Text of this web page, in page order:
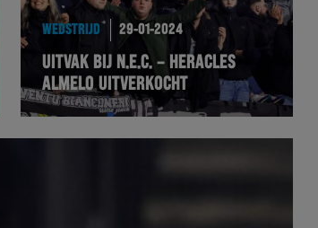
WEDSTRIJD 29-01-2024
UITVAK BIJ N.E.C. – HERACLES
ALMELO UITVERKOCHT